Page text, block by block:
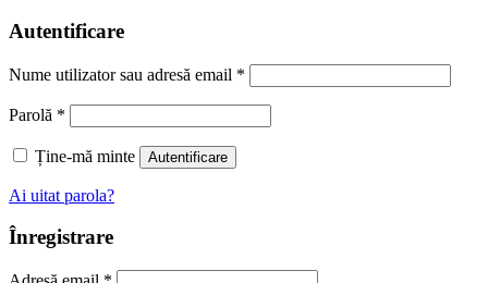
Autentificare
Nume utilizator sau adresă email *
Parolă *
Ține-mă minte Autentificare
Ai uitat parola?
Înregistrare